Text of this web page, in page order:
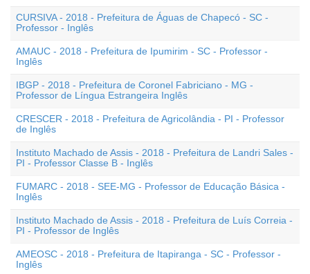
CURSIVA - 2018 - Prefeitura de Águas de Chapecó - SC -
Professor - Inglês
AMAUC - 2018 - Prefeitura de Ipumirim - SC - Professor -
Inglês
IBGP - 2018 - Prefeitura de Coronel Fabriciano - MG -
Professor de Língua Estrangeira Inglês
CRESCER - 2018 - Prefeitura de Agricolândia - PI - Professor
de Inglês
Instituto Machado de Assis - 2018 - Prefeitura de Landri Sales -
PI - Professor Classe B - Inglês
FUMARC - 2018 - SEE-MG - Professor de Educação Básica -
Inglês
Instituto Machado de Assis - 2018 - Prefeitura de Luís Correia -
PI - Professor de Inglês
AMEOSC - 2018 - Prefeitura de Itapiranga - SC - Professor -
Inglês